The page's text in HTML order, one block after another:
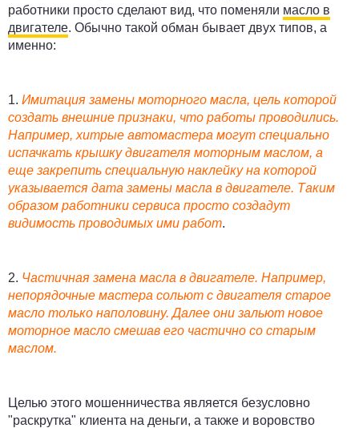
работники просто сделают вид, что поменяли масло в
двигателе. Обычно такой обман бывает двух типов, а
именно:
1. Имитация замены моторного масла, цель которой
создать внешние признаки, что работы проводились.
Например, хитрые автомастера могут специально
испачкать крышку двигателя моторным маслом, а
еще закрепить специальную наклейку на которой
указывается дата замены масла в двигателе. Таким
образом работники сервиса просто создадут
видимость проводимых ими работ.
2. Частичная замена масла в двигателе. Например,
непорядочные мастера сольют с двигателя старое
масло только наполовину. Далее они зальют новое
моторное масло смешав его частично со старым
маслом.
Целью этого мошенничества является безусловно
"раскрутка" клиента на деньги, а также и воровство